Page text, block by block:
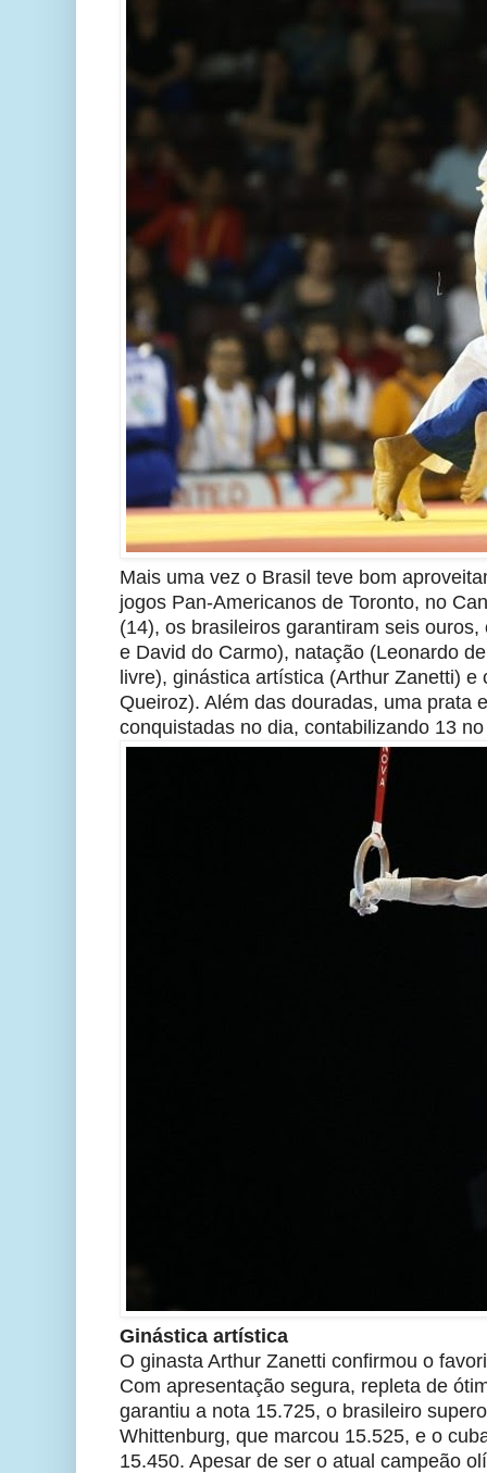
Mais uma vez o Brasil teve bom
jogos Pan-Americanos de Toronto, no
(14), os brasileiros garantiram seis
e David do Carmo), natação (Leonardo
livre), ginástica artística (Arthur Zanetti) e
Queiroz). Além das douradas, uma prata
conquistadas no dia, contabilizando 13
Ginástica artística
O ginasta Arthur Zanetti confirmou o
Com apresentação segura, repleta de
garantiu a nota 15.725, o brasileiro
Whittenburg, que marcou 15.525, e o
15.450. Apesar de ser o atual campeão